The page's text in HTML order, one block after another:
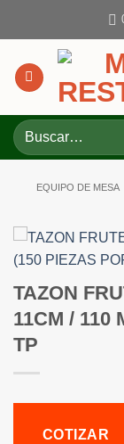
Buscar
por:
EQUIPO DE MESA
TAZON
11CM / 110
TP
COTIZAR